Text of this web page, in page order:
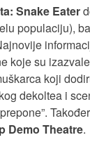
Snake Eater
populaciju),
koje su
koji
dekoltea i
Demo Theatre.